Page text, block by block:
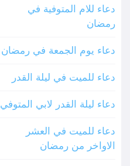
دعاء للام المتوفية في
رمضان
دعاء يوم الجمعة في رمضان
دعاء للميت في ليلة القدر
دعاء ليلة القدر لابي المتوفي
دعاء للميت في العشر
الاواخر من رمضان